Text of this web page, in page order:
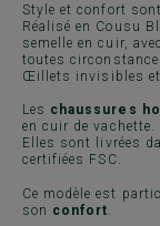
Style et confort
Réalisé en Cousu
semelle en cuir,
toutes
Œillets invisibles et
Les chaussures
en cuir de vachette.
Elles sont livrées
certifiées FSC.
Ce modèle est
son confort